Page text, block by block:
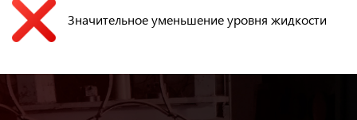
Значительное уменьшение уровня жидкости